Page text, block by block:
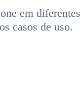
em diferentes
casos de uso.